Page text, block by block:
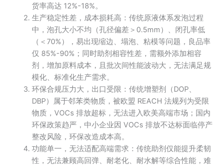
货率高达 12%-18%。
生产稳定性差，成本损耗高：传统原液体系发泡过程
中，泡孔大小不均（孔径偏差＞0.5mm）、闭孔率低
（＜70%），易出现缩边、塌泡、粘模等问题，良品率
仅 85%-90%；同时助剂相容性差，需额外添加相容
剂，增加原料成本，且批次间性能波动大，无法满足规
模化、标准化生产需求。
环保合规压力大，出口受限：传统增塑剂（DOP、
DBP）属于邻苯类物质，被欧盟 REACH 法规列为受限
物质，VOCs 排放超标，无法进入欧美高端市场；国内
环保政策趋严，中小企业因 VOCs 排放不达标面临停产
整改风险，环保改造成本高。
功能单一，无法适配高端需求：传统助剂仅能提升柔韧
性，无法兼顾高回弹、耐老化、耐水解等综合性能，难